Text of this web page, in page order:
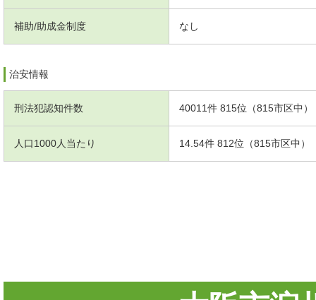
補助/助成金制度 なし
治安情報
刑法犯認知件数 40011件 815位（815市区中）
人口1000人当たり 14.54件 812位（815市区中）